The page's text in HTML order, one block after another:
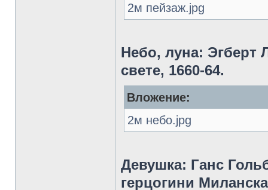
2м пейзаж.jpg
Небо, луна: Эгберт
свете, 1660-64.
Вложение:
2м небо.jpg
Девушка: Ганс
герцогини